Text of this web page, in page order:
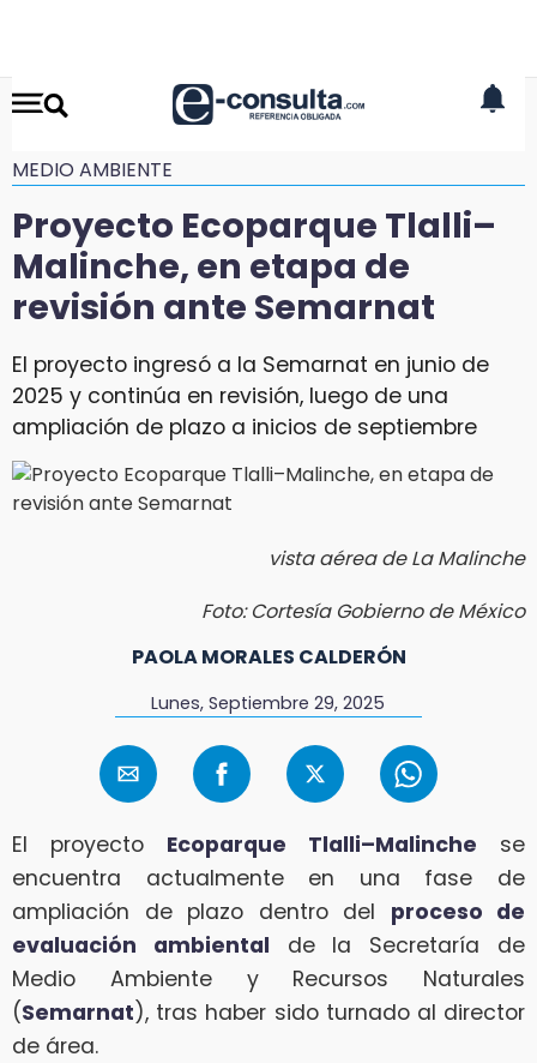
MEDIO AMBIENTE
Proyecto Ecoparque Tlalli–
Malinche, en etapa de
revisión ante Semarnat
El proyecto ingresó a la Semarnat en junio de
2025 y continúa en revisión, luego de una
ampliación de plazo a inicios de septiembre
vista aérea de La Malinche
Foto: Cortesía Gobierno de México
PAOLA MORALES CALDERÓN
Lunes, Septiembre 29, 2025
El proyecto Ecoparque Tlalli–Malinche se
encuentra actualmente en una fase de
ampliación de plazo dentro del proceso de
evaluación ambiental de la Secretaría de
Medio Ambiente y Recursos Naturales
(Semarnat), tras haber sido turnado al director
de área.